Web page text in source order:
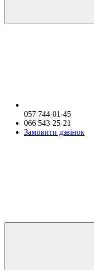
057 744-01-45
066 543-25-21
Замовити дзвінок